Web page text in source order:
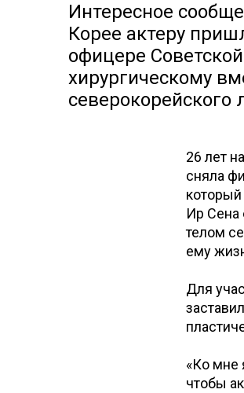
Интересное
Корее актеру
офицере
хирургическому
северокорейского
26 лет
сняла
Ир Сена
телом
ему
Для
«Ко мне
чтобы